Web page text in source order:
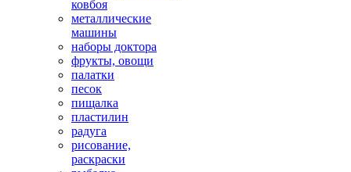
ковбоя
металлические
машины
наборы доктора
фрукты, овощи
палатки
песок
пищалка
пластилин
радуга
рисование,
раскраски